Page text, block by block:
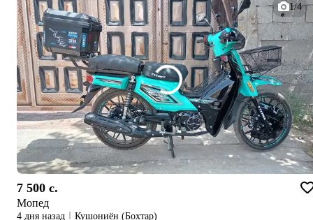
1/4
7 500 c.
Мопед
4 дня назад Кушониён (Бохтар)